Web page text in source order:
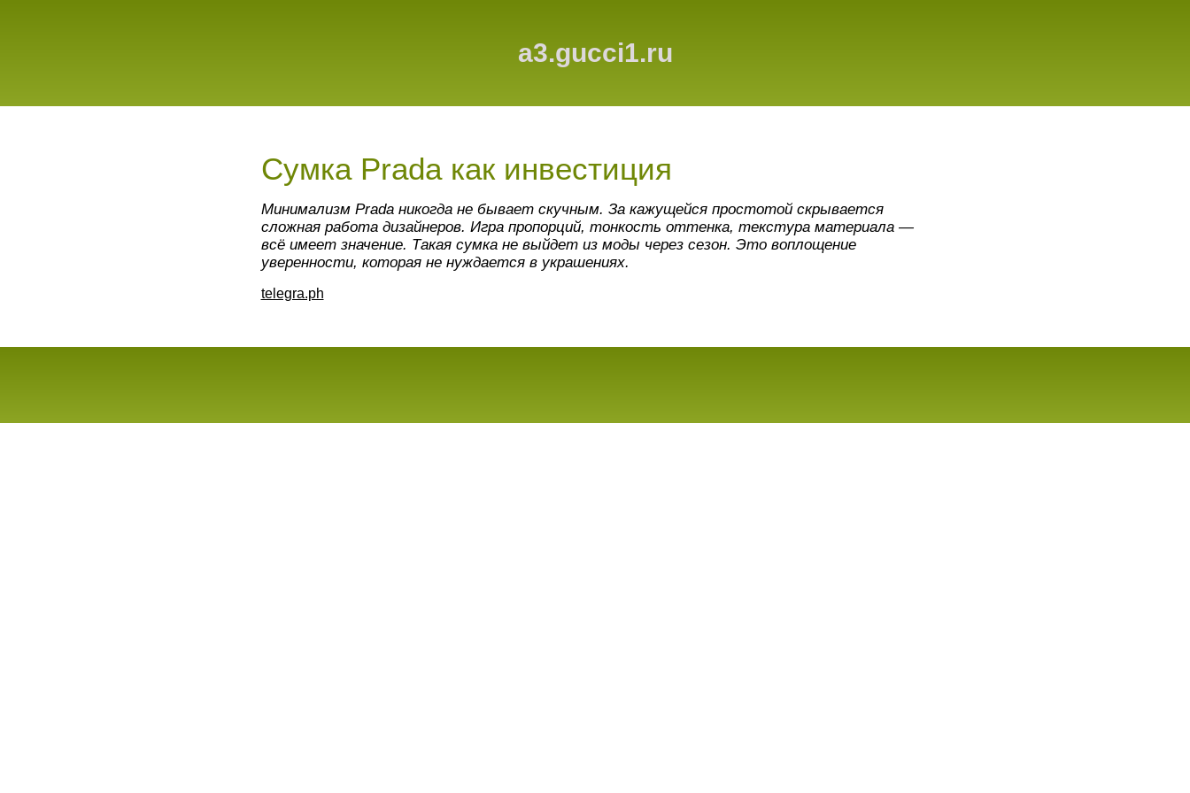
a3.gucci1.ru
Сумка Prada как инвестиция
Минимализм Prada никогда не бывает скучным. За кажущейся простотой скрывается
сложная работа дизайнеров. Игра пропорций, тонкость оттенка, текстура материала —
всё имеет значение. Такая сумка не выйдет из моды через сезон. Это воплощение
уверенности, которая не нуждается в украшениях.
telegra.ph